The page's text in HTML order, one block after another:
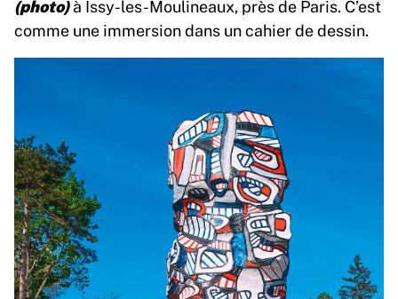
(photo)à Issy-les-Moulineaux, près de Paris. C’est
comme une immersion dans un cahier de dessin.